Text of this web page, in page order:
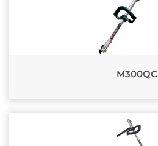
M300QC